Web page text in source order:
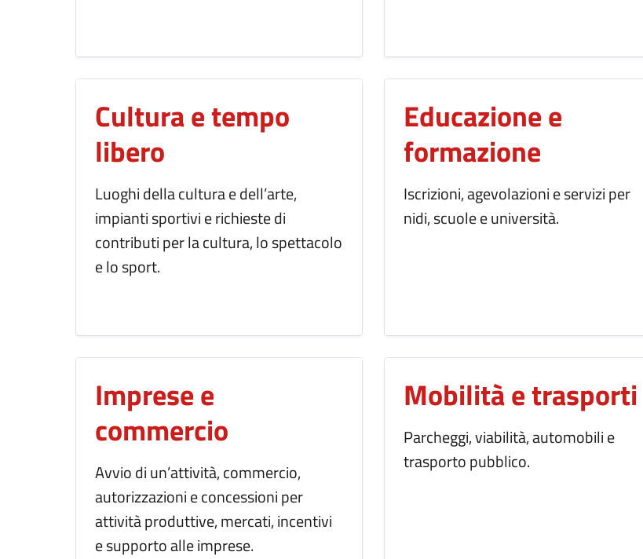
Cultura e tempo
libero
Luoghi della cultura e dell’arte,
impianti sportivi e richieste di
contributi per la cultura, lo spettacolo
e lo sport.
Educazione e
formazione
Iscrizioni, agevolazioni e servizi per
nidi, scuole e università.
Imprese e
commercio
Avvio di un’attività, commercio,
autorizzazioni e concessioni per
attività produttive, mercati, incentivi
e supporto alle imprese.
Mobilità e trasporti
Parcheggi, viabilità, automobili e
trasporto pubblico.